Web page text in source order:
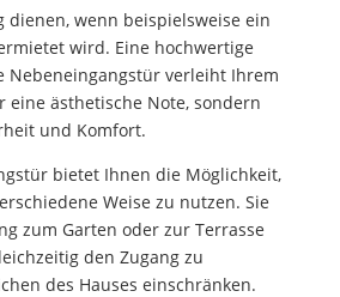
dienen, wenn beispielsweise ein
wird. Eine hochwertige
Nebeneingangstür verleiht Ihrem
eine ästhetische Note, sondern
und Komfort.
bietet Ihnen die Möglichkeit,
Weise zu nutzen. Sie
zum Garten oder zur Terrasse
den Zugang zu
des Hauses einschränken.